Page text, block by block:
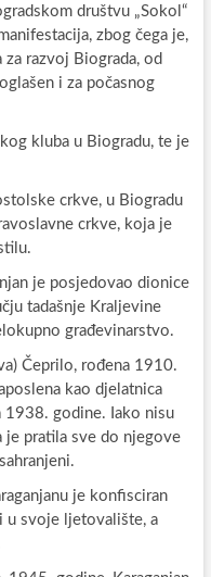
društvu „Sokol“
zbog čega je,
razvoj Biograda, od
i za počasnog
kluba u Biogradu, te je
crkve, u Biogradu
crkve, koja je
je posjedovao dionice
tadašnje Kraljevine
građevinarstvo.
Čeprilo, rođena 1910.
kao djelatnica
godine. Iako nisu
je pratila sve do njegove
je konfisciran
u svoje ljetovalište, a